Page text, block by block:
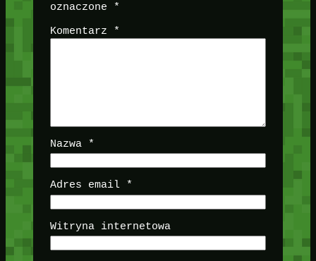
oznaczone
*
Komentarz *
Nazwa *
Adres email *
Witryna internetowa